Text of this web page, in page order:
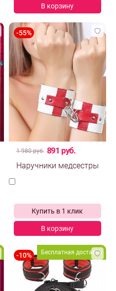
В корзину
891 руб.
1 980 руб.
Купить в 1 клик
В корзину
Бесплатная доставка